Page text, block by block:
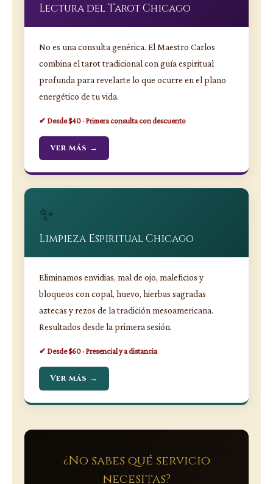
Lectura del Tarot Chicago
No es una consulta genérica. El Maestro Carlos
combina el tarot tradicional con guía espiritual
profunda para revelarte lo que ocurre en el plano
energético de tu vida.
✔ Desde $40 · Primera consulta con descuento
Ver más →
✨
Limpieza Espiritual Chicago
Eliminamos envidias, mal de ojo, maleficios y
bloqueos con copal, huevo, hierbas sagradas
aztecas y rezos de la tradición mesoamericana.
Resultados desde la primera sesión.
✔ Desde $60 · Presencial y a distancia
Ver más →
¿No sabes qué servicio
necesitas?